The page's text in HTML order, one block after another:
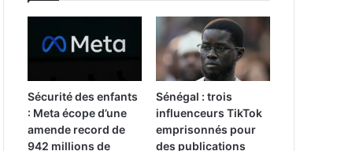
Sécurité des enfants
: Meta écope d’une
amende record de
942 millions de
Sénégal : trois
influenceurs TikTok
emprisonnés pour
des publications